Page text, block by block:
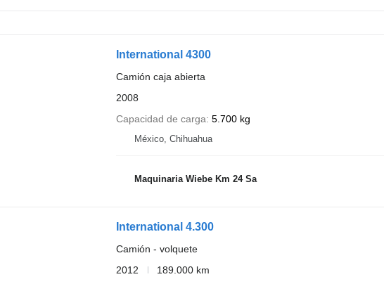
International 4300
Camión caja abierta
2008
Capacidad de carga 5.700 kg
México, Chihuahua
Maquinaria Wiebe Km 24 Sa
International 4.300
Camión - volquete
2012
189.000 km